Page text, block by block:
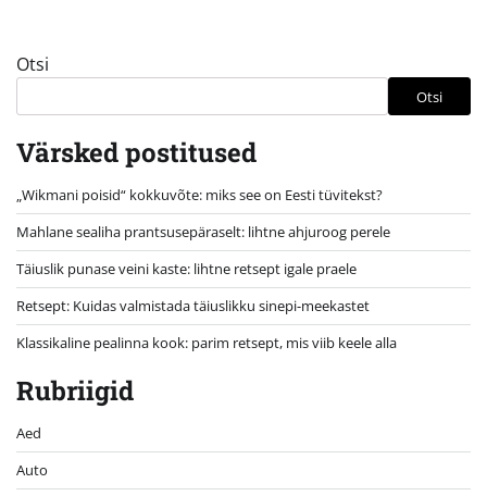
Otsi
Otsi
Värsked postitused
„Wikmani poisid“ kokkuvõte: miks see on Eesti tüvitekst?
Mahlane sealiha prantsusepäraselt: lihtne ahjuroog perele
Täiuslik punase veini kaste: lihtne retsept igale praele
Retsept: Kuidas valmistada täiuslikku sinepi-meekastet
Klassikaline pealinna kook: parim retsept, mis viib keele alla
Rubriigid
Aed
Auto